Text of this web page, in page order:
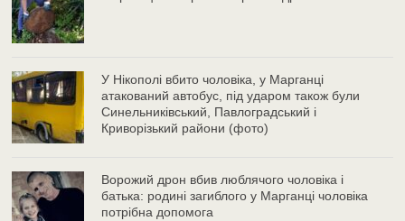
У Нікополі вбито чоловіка, у Марганці
атакований автобус, під ударом також були
Синельниківський, Павлоградський і
Криворізький райони (фото)
Ворожий дрон вбив люблячого чоловіка і
батька: родині загиблого у Марганці чоловіка
потрібна допомога